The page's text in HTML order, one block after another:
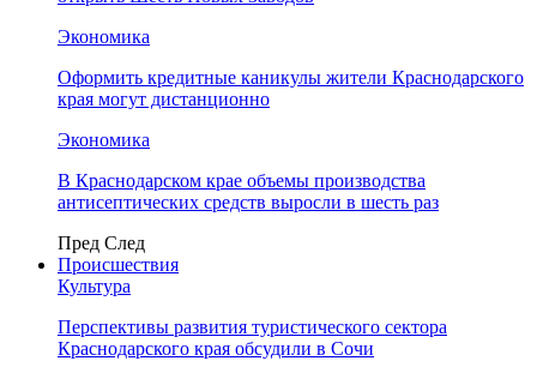
Экономика
Оформить кредитные каникулы жители Краснодарского
края могут дистанционно
Экономика
В Краснодарском крае объемы производства
антисептических средств выросли в шесть раз
Пред След
Происшествия
Культура
Перспективы развития туристического сектора
Краснодарского края обсудили в Сочи